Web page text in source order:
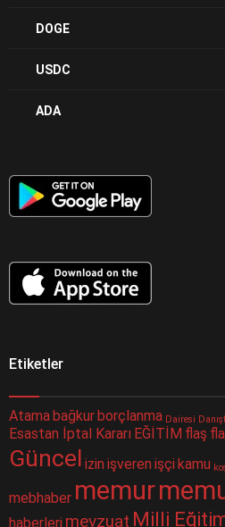
DOGE
USDC
ADA
Etiketler
Atamabağkurborçlanma Dairesi
Esastan İptal Kararı EĞİTİM flaş
Güncel izin işveren işçikamu
mebhaber memur
haberleri mevzuat Milli